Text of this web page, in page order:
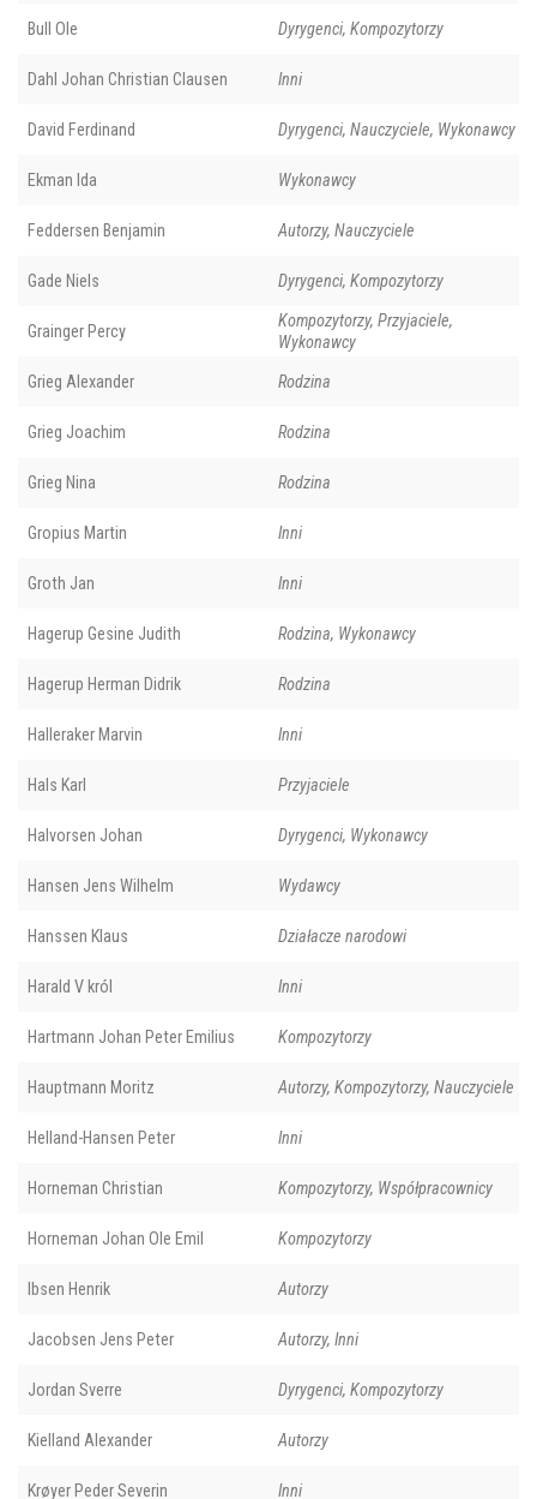
Bull Ole Dyrygenci, Kompozytorzy
Dahl Johan Christian Clausen Inni
David Ferdinand Dyrygenci, Nauczyciele, Wykonawcy
Ekman Ida Wykonawcy
Feddersen Benjamin Autorzy, Nauczyciele
Gade Niels Dyrygenci, Kompozytorzy
Grainger Percy
Kompozytorzy, Przyjaciele,
Wykonawcy
Grieg Alexander Rodzina
Grieg Joachim Rodzina
Grieg Nina Rodzina
Gropius Martin Inni
Groth Jan Inni
Hagerup Gesine Judith Rodzina, Wykonawcy
Hagerup Herman Didrik Rodzina
Halleraker Marvin Inni
Hals Karl Przyjaciele
Halvorsen Johan Dyrygenci, Wykonawcy
Hansen Jens Wilhelm Wydawcy
Hanssen Klaus Działacze narodowi
Harald V król Inni
Hartmann Johan Peter Emilius Kompozytorzy
Hauptmann Moritz Autorzy, Kompozytorzy, Nauczyciele
Helland-Hansen Peter Inni
Horneman Christian Kompozytorzy, Współpracownicy
Horneman Johan Ole Emil Kompozytorzy
Ibsen Henrik Autorzy
Jacobsen Jens Peter Autorzy, Inni
Jordan Sverre Dyrygenci, Kompozytorzy
Kielland Alexander Autorzy
Krøyer Peder Severin Inni